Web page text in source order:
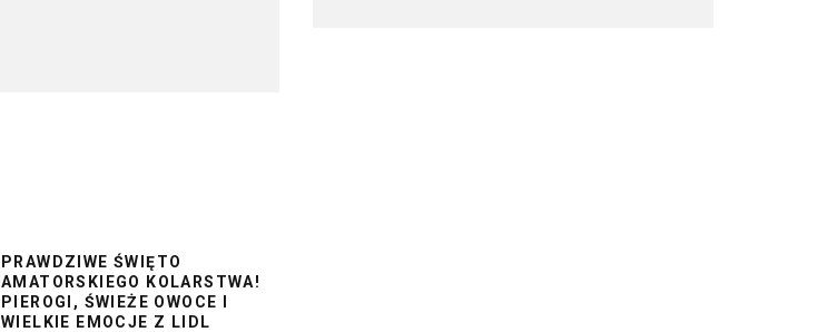
PRAWDZIWE ŚWIĘTO
AMATORSKIEGO KOLARSTWA!
PIEROGI, ŚWIEŻE OWOCE I
WIELKIE EMOCJE Z LIDL